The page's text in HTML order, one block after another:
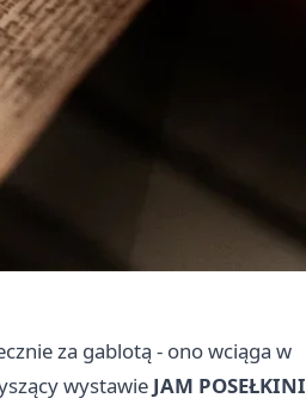
za gablotą - ono wciąga w
wystawie JAM POSEŁKINI